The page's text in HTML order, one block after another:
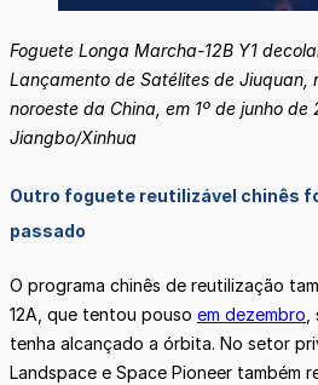
Foguete Longa Marcha-12B Y1
Lançamento de Satélites de Jiuquan,
noroeste da China, em 1º de junho
Jiangbo/Xinhua
Outro foguete reutilizável chinês
passado
O programa chinês de reutilização
12A, que tentou pouso em dezembro
tenha alcançado a órbita. No setor
Landspace e Space Pioneer também